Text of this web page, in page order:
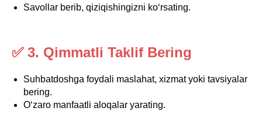
Savollar berib, qiziqishingizni ko‘rsating.
✅ 3. Qimmatli Taklif Bering
Suhbatdoshga foydali maslahat, xizmat yoki tavsiyalar
bering.
O‘zaro manfaatli aloqalar yarating.